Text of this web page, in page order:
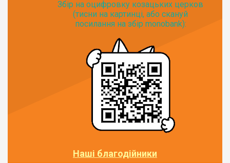
Збір на оцифровку козацьких церков
(тисни на картинці, або скануй
посилання на збір monobank):
Наші благодійники